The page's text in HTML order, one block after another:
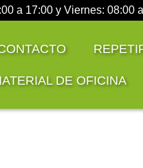
a 17:00 y Viernes: 08:00
DE OFICINA